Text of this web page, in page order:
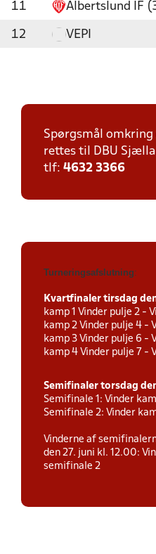
11 Albertslund IF
12 VEPI
Spørgsmål omkring
rettes til DBU
tlf: 4632 3366
Turneringsafslutning:
Kvartfinaler tirsdag
kamp 1 Vinder pulje 2 -
kamp 2 Vinder pulje 4 -
kamp 3 Vinder pulje 6 -
kamp 4 Vinder pulje 7 -
Semifinaler torsdag
Semifinale 1: Vinder
Semifinale 2: Vinder
Vinderne af
den 27. juni kl. 12.00:
semifinale 2